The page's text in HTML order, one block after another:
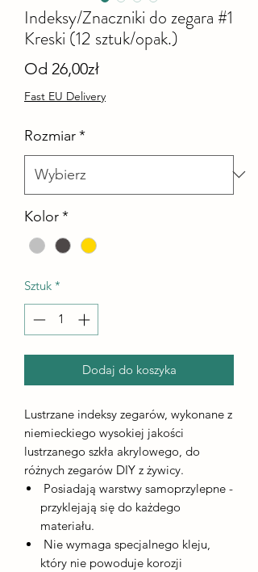
Indeksy/Znaczniki do zegara #1
Kreski (12 sztuk/opak.)
Od 26,00złCena
Rabatowa
Fast EU Delivery
Rozmiar*
Kolor*
Sztuk *
Dodaj do koszyka
Lustrzane indeksy zegarów, wykonane z
niemieckiego wysokiej jakości
lustrzanego szkła akrylowego, do
różnych zegarów DIY z żywicy.
Posiadają warstwy samoprzylepne -
przyklejają się do każdego
materiału.
Nie wymaga specjalnego kleju,
który nie powoduje korozji